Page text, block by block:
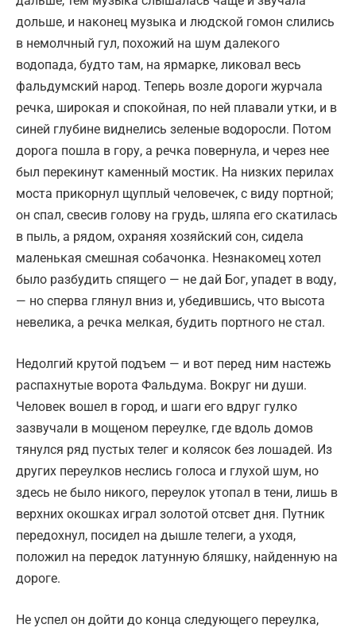
дольше, и наконец музыка и людской гомон слились
в немолчный гул, похожий на шум далекого
водопада, будто там, на ярмарке, ликовал весь
фальдумский народ. Теперь возле дороги журчала
речка, широкая и спокойная, по ней плавали утки, и в
синей глубине виднелись зеленые водоросли. Потом
дорога пошла в гору, а речка повернула, и через нее
был перекинут каменный мостик. На низких перилах
моста прикорнул щуплый человечек, с виду портной;
он спал, свесив голову на грудь, шляпа его скатилась
в пыль, а рядом, охраняя хозяйский сон, сидела
маленькая смешная собачонка. Незнакомец хотел
было разбудить спящего — не дай Бог, упадет в воду,
— но сперва глянул вниз и, убедившись, что высота
невелика, а речка мелкая, будить портного не стал.
Недолгий крутой подъем — и вот перед ним настежь
распахнутые ворота Фальдума. Вокруг ни души.
Человек вошел в город, и шаги его вдруг гулко
зазвучали в мощеном переулке, где вдоль домов
тянулся ряд пустых телег и колясок без лошадей. Из
других переулков неслись голоса и глухой шум, но
здесь не было никого, переулок утопал в тени, лишь в
верхних окошках играл золотой отсвет дня. Путник
передохнул, посидел на дышле телеги, а уходя,
положил на передок латунную бляшку, найденную на
дороге.
Не успел он дойти до конца следующего переулка,